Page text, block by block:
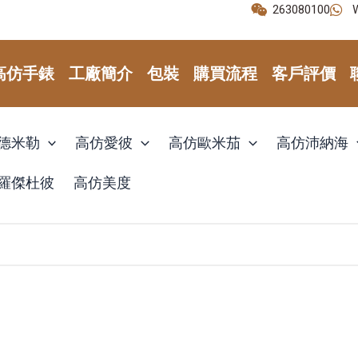
263080100
仿手錶 工廠簡介 包裝 購買流程 客戶評價
米勒 高仿愛彼 高仿歐米茄 高仿沛納海
傑杜彼 高仿美度